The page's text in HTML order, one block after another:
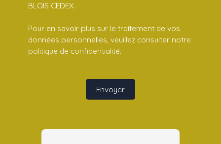
BLOIS CEDEX.
Pour en savoir plus sur le traitement de vos
données personnelles, veuillez consulter notre
politique de confidentialité.
Envoyer